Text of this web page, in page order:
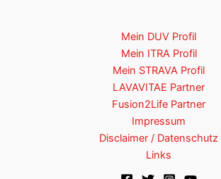
Mein DUV Profil
Mein ITRA Profil
Mein STRAVA Profil
LAVAVITAE Partner
Fusion2Life Partner
Impressum
Disclaimer / Datenschutz
Links